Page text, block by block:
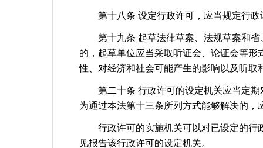
第十八条 设定行政许可，应当规定行政
第十九条 起草法律草案、法规草案和省
的，起草单位应当采取听证会、论证会等
性、对经济和社会可能产生的影响以及听取
第二十条 行政许可的设定机关应当定期
为通过本法第十三条所列方式能够解决的
行政许可的实施机关可以对已设定的行
见报告该行政许可的设定机关。